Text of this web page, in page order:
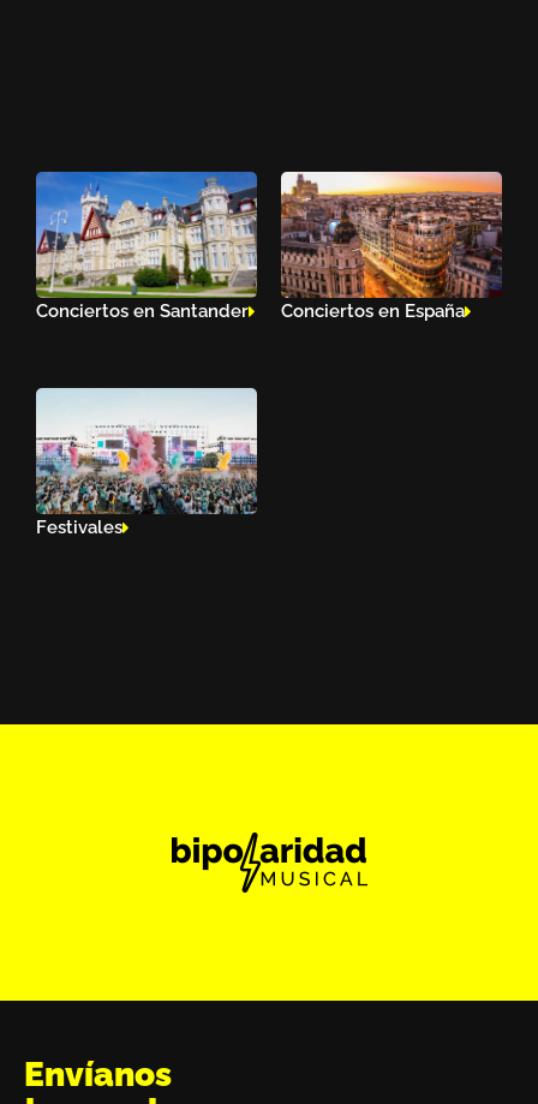
Conciertos en Santander Conciertos en España
Festivales
Envíanos